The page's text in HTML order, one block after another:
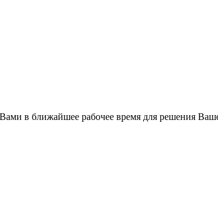
в ближайшее рабочее время для решения